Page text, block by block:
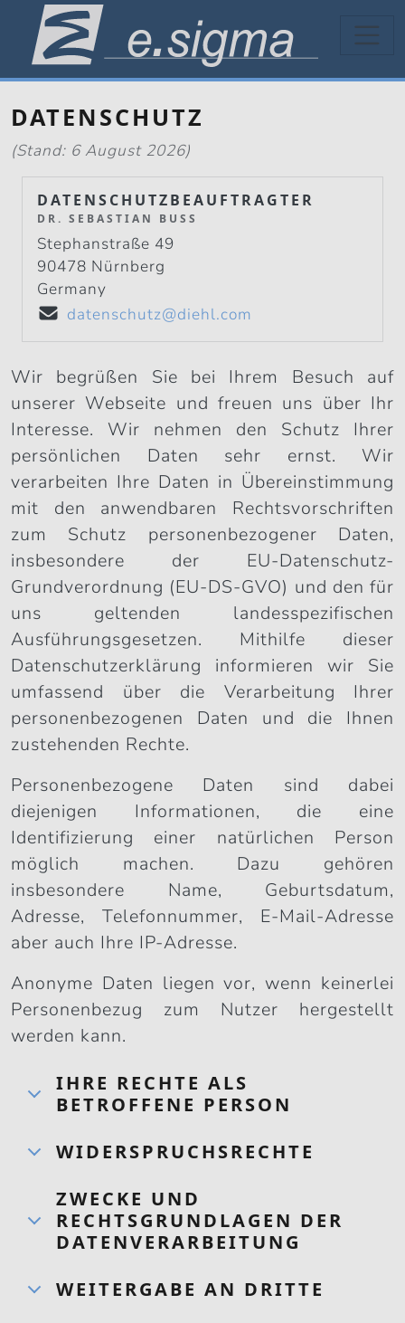
Direkt zum Inhalt
DATENSCHUTZ
(Stand: 6 August 2026)
DATENSCHUTZBEAUFTRAGTER
DR. SEBASTIAN BUSS
Stephanstraße 49
90478 Nürnberg
Germany
datenschutz@diehl.com
Wir begrüßen Sie bei Ihrem Besuch auf
unserer Webseite und freuen uns über Ihr
Interesse. Wir nehmen den Schutz Ihrer
persönlichen Daten sehr ernst. Wir
verarbeiten Ihre Daten in Übereinstimmung
mit den anwendbaren Rechtsvorschriften
zum Schutz personenbezogener Daten,
insbesondere der EU-Datenschutz-
Grundverordnung (EU-DS-GVO) und den für
uns geltenden landesspezifischen
Ausführungsgesetzen. Mithilfe dieser
Datenschutzerklärung informieren wir Sie
umfassend über die Verarbeitung Ihrer
personenbezogenen Daten und die Ihnen
zustehenden Rechte.
Personenbezogene Daten sind dabei
diejenigen Informationen, die eine
Identifizierung einer natürlichen Person
möglich machen. Dazu gehören
insbesondere Name, Geburtsdatum,
Adresse, Telefonnummer, E-Mail-Adresse
aber auch Ihre IP-Adresse.
Anonyme Daten liegen vor, wenn keinerlei
Personenbezug zum Nutzer hergestellt
werden kann.
IHRE RECHTE ALS
BETROFFENE PERSON
WIDERSPRUCHSRECHTE
ZWECKE UND
RECHTSGRUNDLAGEN DER
DATENVERARBEITUNG
WEITERGABE AN DRITTE